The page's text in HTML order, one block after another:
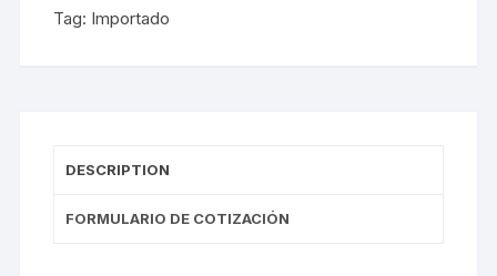
Tag: Importado
DESCRIPTION
FORMULARIO DE COTIZACIÓN